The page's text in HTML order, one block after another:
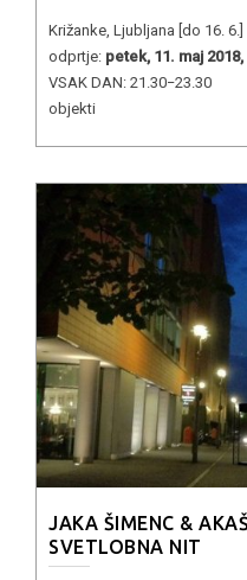
Križanke, Ljubljana [do 16. 6.]
odprtje: petek, 11. maj
VSAK DAN: 21.30−23.30
objekti
JAKA ŠIMENC &
SVETLOBNA NIT